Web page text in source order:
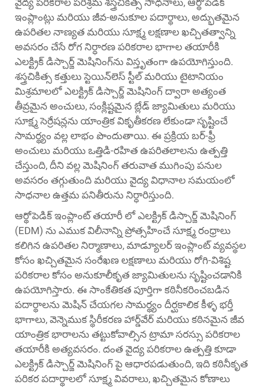
వైద్య పరికరాల పరిశ్రమ శస్త్రచికిత్స సాధనాలు, ఆర్థోపెడిక్
ఇంప్లాంట్లు మరియు జీవ-అనుకూల పదార్థాలు, అద్భుతమైన
ఉపరితల నాణ్యత మరియు సూక్ష్మ లక్షణాల ఖచ్చితత్వాన్ని
అవసరం చేసే రోగ నిర్ధారణ పరికరాల భాగాల తయారీకి
ఎలక్ట్రిక్ డిస్చార్జ్ మెషినింగ్‌ను విస్తృతంగా ఉపయోగిస్తుంది.
శస్త్రచికిత్స కత్తులు స్టెయిన్‌లెస్ స్టీల్ మరియు టైటానియం
మిశ్రమాలలో ఎలక్ట్రిక్ డిస్చార్జ్ మెషినింగ్ ద్వారా అత్యంత
తీవ్రమైన అంచులు, సంక్లిష్టమైన బ్లేడ్ జ్యామితులు మరియు
సూక్ష్మ సెర్రేషన్లను యాంత్రిక వికృతీకరణ లేకుండా సృష్టించే
సామర్థ్యం వల్ల లాభం పొందుతాయి. ఈ ప్రక్రియ బర్-ఫ్రీ
అంచులు మరియు ఒత్తిడి-రహిత ఉపరితలాలను ఉత్పత్తి
చేస్తుంది, దీని వల్ల మెషినింగ్ తరువాత ముగింపు పనుల
అవసరం తగ్గుతుంది మరియు వైద్య విధానాల సమయంలో
సాధనాల ఉత్తమ పనితీరును నిర్ధారిస్తుంది.
ఆర్థోపెడిక్ ఇంప్లాంట్ తయారీ లో ఎలక్ట్రిక్ డిస్చార్జ్ మెషినింగ్
(EDM) ను ఎముక విలీనాన్ని ప్రోత్సహించే సూక్ష్మ రంధ్రాలు
కలిగిన ఉపరితల నిర్మాణాలు, మాడ్యూలర్ ఇంప్లాంట్ వ్యవస్థల
కోసం ఖచ్చితమైన సంరేఖణ లక్షణాలు మరియు రోగి-విశిష్ట
పరికరాల కోసం అనుకూలీకృత జ్యామితులను సృష్టించడానికి
ఉపయోగిస్తారు. ఈ సాంకేతికత పూర్తిగా కఠినీకరించబడిన
పదార్థాలను మెషిన్ చేయగల సామర్థ్యం దీర్ఘకాలిక కీళ్ళ భర్తీ
భాగాలు, వెన్నెముక స్థిరీకరణ హార్డ్‌వేర్ మరియు కఠినమైన జీవ
యాంత్రిక భారాలను తట్టుకోవాల్సిన ట్రామా సరస్సు పరికరాల
తయారీకి అత్యవసరం. దంత వైద్య పరికరాల ఉత్పత్తి కూడా
ఎలక్ట్రిక్ డిస్చార్జ్ మెషినింగ్ పై ఆధారపడుతుంది, ఇది కఠినీకృత
పరికర పదార్థాలలో సూక్ష్మ వివరాలు, ఖచ్చితమైన కోణాలు